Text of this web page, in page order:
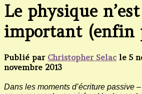
Le physique
important (enfin
Publié par Christopher Selac le 5
novembre 2013
Dans les moments d’écriture passive